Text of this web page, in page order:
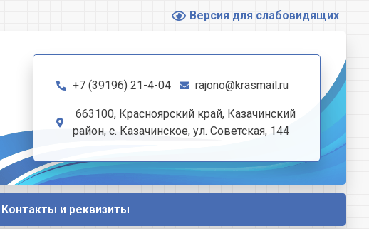
Версия для слабовидящих
+7 (39196) 21-4-04 rajono@krasmail.ru
663100, Красноярский край, Казачинский
район, с. Казачинское, ул. Советская, 144
Контакты и реквизиты